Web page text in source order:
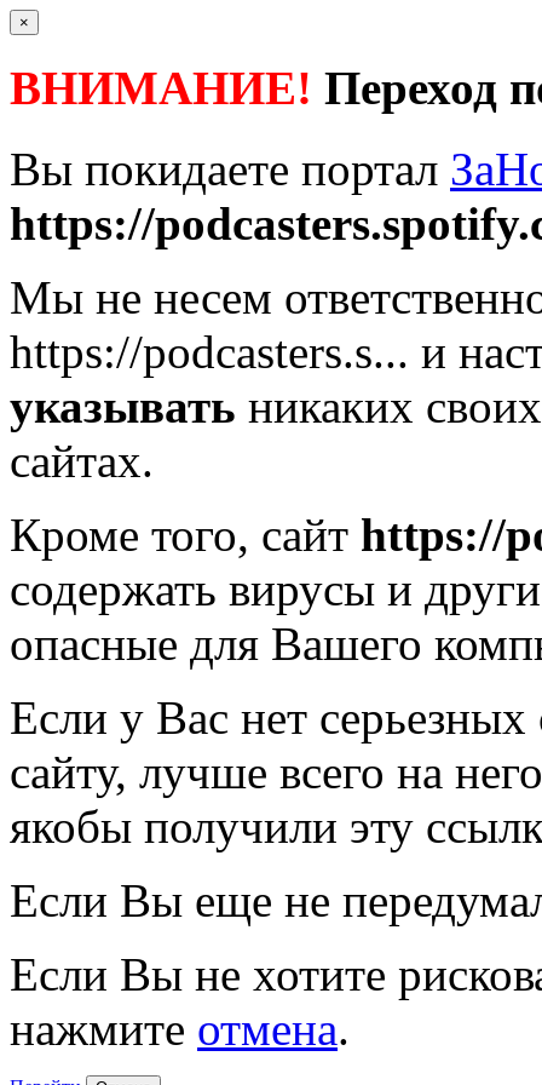
×
ВНИМАНИЕ! Переход
Вы покидаете портал
https://
Мы не несем
https://podcasters.s... и
указывать никаких
сайтах.
Кроме того, сайт https://
содержать вирусы и
опасные для Вашего
Если у Вас нет
сайту, лучше всего на
якобы получили эту
Если Вы еще не
Если Вы не хотите
нажмите отмена.